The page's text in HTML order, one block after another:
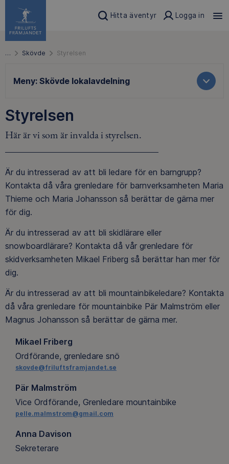
Hitta äventyr Logga in
… Skövde Styrelsen
Meny: Skövde lokalavdelning
Styrelsen
Här är vi som är invalda i styrelsen.
Är du intresserad av att bli ledare för en barngrupp?
Kontakta då våra grenledare för barnverksamheten Maria
Thieme och Maria Johansson så berättar de gärna mer
för dig.
Är du intresserad av att bli skidlärare eller
snowboardlärare? Kontakta då vår grenledare för
skidverksamheten Mikael Friberg så berättar han mer för
dig.
Är du intresserad av att bli mountainbikeledare? Kontakta
då våra grenledare för mountainbike Pär Malmström eller
Magnus Johansson så berättar de gärna mer.
Mikael Friberg
Ordförande, grenledare snö
skovde@friluftsframjandet.se
Pär Malmström
Vice Ordförande, Grenledare mountainbike
pelle.malmstrom@gmail.com
Anna Davison
Sekreterare